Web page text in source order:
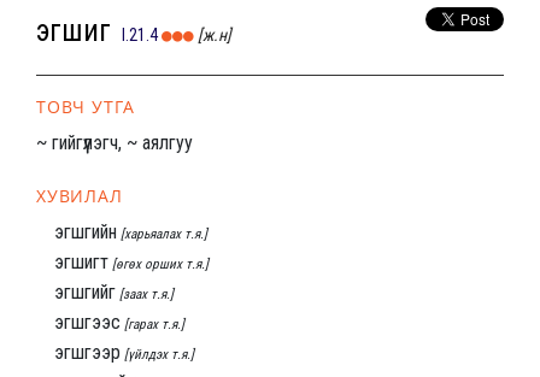
эгшиг I.21.4 [ж.н]
ТОВЧ УТГА
~ гийгүүлэгч, ~ аялгуу
ХУВИЛАЛ
эгшгийн [харьяалах т.я.]
эгшигт [өгөх орших т.я.]
эгшгийг [заах т.я.]
эгшгээс [гарах т.я.]
эгшгээр [үйлдэх т.я.]